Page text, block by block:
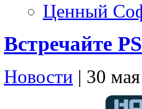
Ценный
Встречайте
Новости | 30